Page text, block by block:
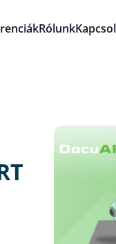
Rólunk